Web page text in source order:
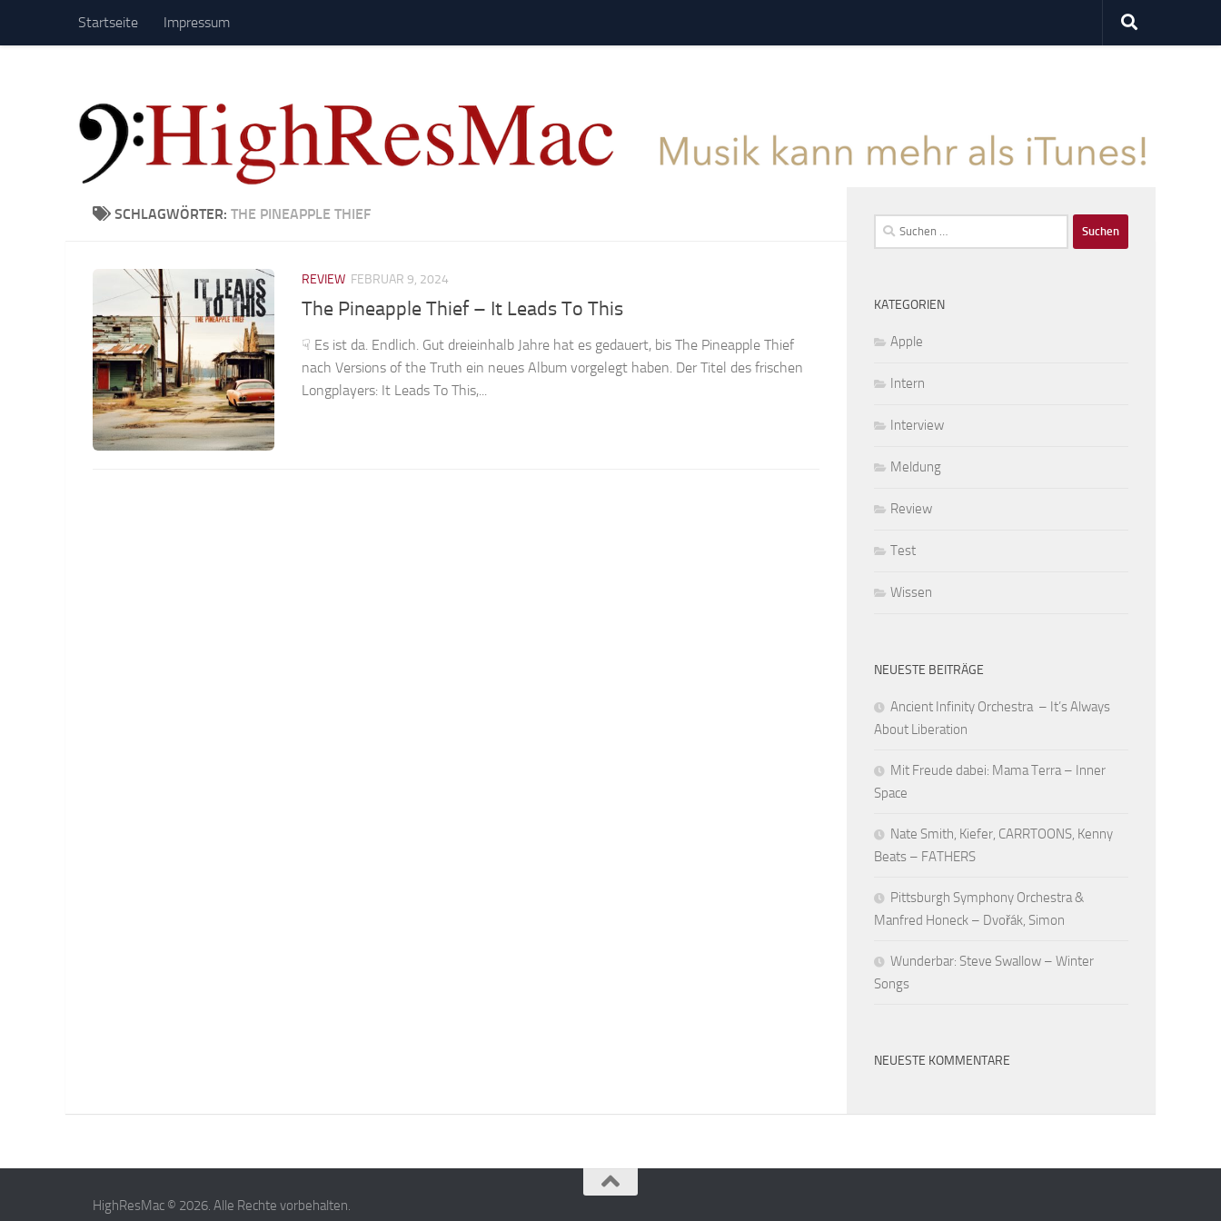
Zum Inhalt springen
Startseite Impressum
SCHLAGWÖRTER: THE PINEAPPLE THIEF
REVIEW FEBRUAR 9, 2024
The Pineapple Thief – It Leads To This
☟ Es ist da. Endlich. Gut dreieinhalb Jahre hat es gedauert, bis The Pineapple Thief
nach Versions of the Truth ein neues Album vorgelegt haben. Der Titel des frischen
Longplayers: It Leads To This,...
Suchen
nach:
KATEGORIEN
Apple
Intern
Interview
Meldung
Review
Test
Wissen
NEUESTE BEITRÄGE
Ancient Infinity Orchestra – It’s Always
About Liberation
Mit Freude dabei: Mama Terra – Inner
Space
Nate Smith, Kiefer, CARRTOONS, Kenny
Beats – FATHERS
Pittsburgh Symphony Orchestra &
Manfred Honeck – Dvořák, Simon
Wunderbar: Steve Swallow – Winter
Songs
NEUESTE KOMMENTARE
HighResMac © 2026. Alle Rechte vorbehalten.